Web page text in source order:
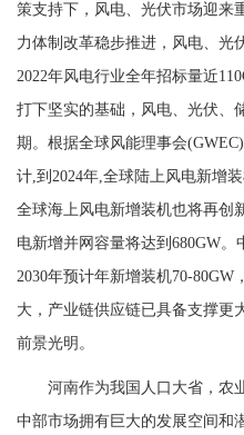
策支持下，风电、光伏市场迎来
力体制改革稳步推进，风电、光
2022年风电行业全年招标量近
打下坚实的基础，风电、光伏、
期。根据全球风能理事会
计,到2024年,全球陆上风电新增
全球海上风电新增装机也将再创
电新增并网容量将达到680GW
2030年预计年新增装机70-
大，产业链供应链已具备支撑更
前景光明。
河南作为我国人口大省，农
中部市场拥有巨大的发展空间和